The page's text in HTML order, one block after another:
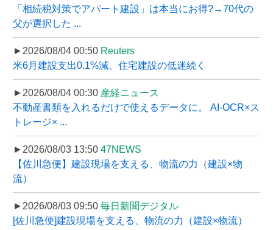
「相続税対策でアパート建設」は本当にお得?→70代の
父が選択した ...
►2026/08/04 00:50 Reuters
米6月建設支出0.1%減、住宅建設の低迷続く
►2026/08/04 00:30 産経ニュース
不動産書類を入れるだけで使えるデータに。 AI-OCR×ス
トレージ× ...
►2026/08/03 13:50 47NEWS
【佐川急便】建設現場を支える、物流の力（建設×物
流）
►2026/08/03 09:50 毎日新聞デジタル
[佐川急便]建設現場を支える、物流の力（建設×物流）